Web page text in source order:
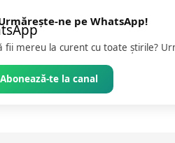
ne pe WhatsApp!
fii mereu la curent cu toate știrile?
Abonează-te la canal